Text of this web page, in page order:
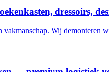
dressoirs,
vakmanschap. Wij demonteren